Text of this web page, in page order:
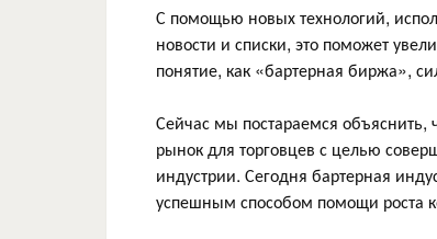
С помощью новых технологий,
новости и списки, это поможет
понятие, как «бартерная биржа»,
Сейчас мы постараемся объяснить,
рынок для торговцев с целью
индустрии. Сегодня бартерная
успешным способом помощи роста